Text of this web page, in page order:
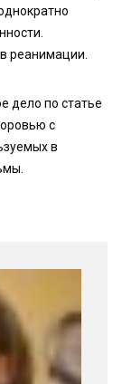
реанимации.
дело по статье
с
в